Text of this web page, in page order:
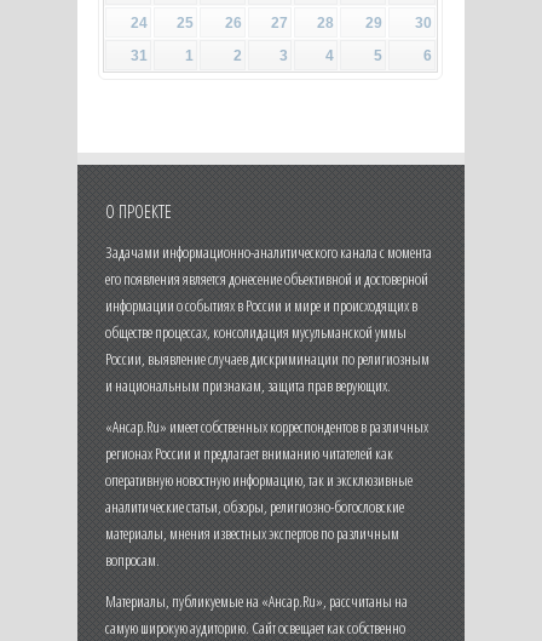
24
25 26 27 28 29
30
31
1 2 3 4 5 6
О ПРОЕКТЕ
Задачами информационно-аналитического канала с момента
его появления является донесение объективной и достоверной
информации о событиях в России и мире и происходящих в
обществе процессах, консолидация мусульманской уммы
России, выявление случаев дискриминации по религиозным
и национальным признакам, защита прав верующих.
«Ансар.Ru» имеет собственных корреспондентов в различных
регионах России и предлагает вниманию читателей как
оперативную новостную информацию, так и эксклюзивные
аналитические статьи, обзоры, религиозно-богословские
материалы, мнения известных экспертов по различным
вопросам.
Материалы, публикуемые на «Ансар.Ru», рассчитаны на
самую широкую аудиторию. Сайт освещает как собственно